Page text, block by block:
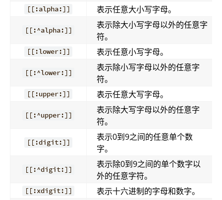
[[:alpha:]] 表示任意大小写字母。
[[:^alpha:]]
表示除大小写字母以外的任意字
符。
[[:lower:]] 表示任意小写字母。
[[:^lower:]]
表示除小写字母以外的任意字
符。
[[:upper:]] 表示任意大写字母。
[[:^upper:]]
表示除大写字母以外的任意字
符。
[[:digit:]]
表示0到9之间的任意单个数
字。
[[:^digit:]]
表示除0到9之间的单个数字以
外的任意字符。
[[:xdigit:]] 表示十六进制的字母和数字。